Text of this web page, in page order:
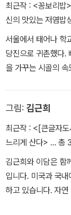
최근작 : <꽁보리밥>
신의 맛있는 저염밥
서울에서 태어나 학
당진으로 귀촌했다. 빠른 도시의 속도보다 텃밭에서 나물 캐고 꽃밭
을 가꾸는 시골의
차리는 솜씨 좋은
마. 배꼽 잡고 웃게
적 꿈은 시인이나 화
식 사전』, 『손맛으
리 집에 밥 먹으러
S 최고의 요리비결
그림: 김근희
최근작 : <[큰글자
느리게 산다> … 총
김근희와 이담은 함
입니다. 미국과 국
하고 있습니다. 자